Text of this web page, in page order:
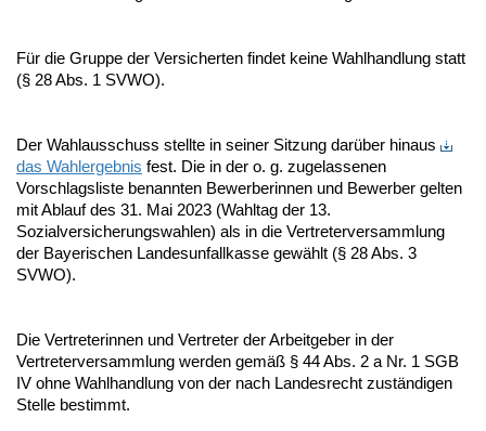
Für die Gruppe der Versicherten findet keine Wahlhandlung statt
(§ 28 Abs. 1 SVWO).
Der Wahlausschuss stellte in seiner Sitzung darüber hinaus
das Wahlergebnis fest. Die in der o. g. zugelassenen
Vorschlagsliste benannten Bewerberinnen und Bewerber gelten
mit Ablauf des 31. Mai 2023 (Wahltag der 13.
Sozialversicherungswahlen) als in die Vertreterversammlung
der Bayerischen Landesunfallkasse gewählt (§ 28 Abs. 3
SVWO).
Die Vertreterinnen und Vertreter der Arbeitgeber in der
Vertreterversammlung werden gemäß § 44 Abs. 2 a Nr. 1 SGB
IV ohne Wahlhandlung von der nach Landesrecht zuständigen
Stelle bestimmt.